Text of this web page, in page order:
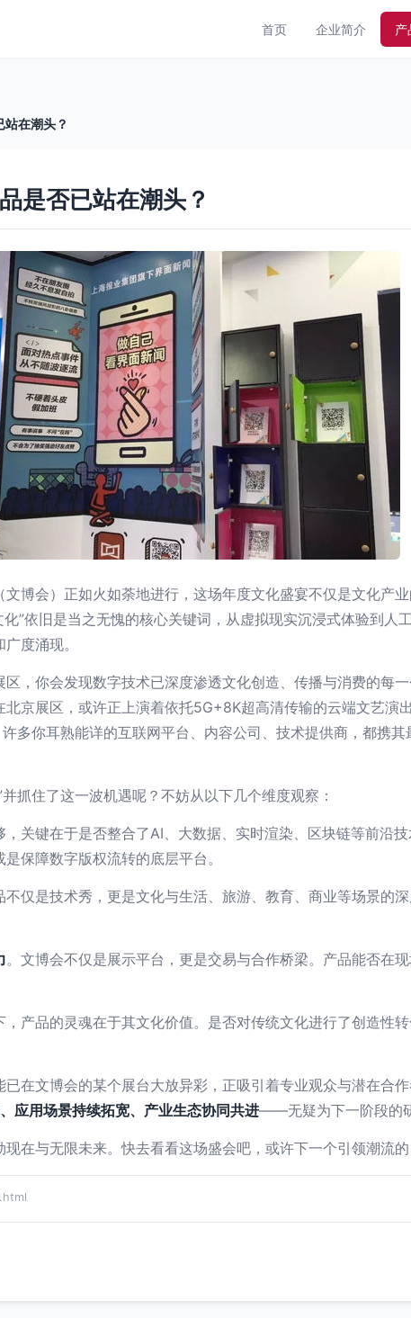
首页 企业简介 产
在潮头？
是否已站在潮头？
博会）正如火如荼地进行，这场年度文化盛宴不仅是文化产
化”依旧是当之无愧的核心关键词，从虚拟现实沉浸式体验到
度涌现。
，你会发现数字技术已深度渗透文化创造、传播与消费的每
京展区，或许正上演着依托5G+8K超高清传输的云端文艺演
多你耳熟能详的互联网平台、内容公司、技术提供商，都携其
抓住了这一波机遇呢？不妨从以下几个维度观察：
，关键在于是否整合了AI、大数据、实时渲染、区块链等前沿
保障数字版权流转的底层平台。
不仅是技术秀，更是文化与生活、旅游、教育、商业等场景的
。文博会不仅是展示平台，更是交易与合作桥梁。产品能否在
，产品的灵魂在于其文化价值。是否对传统文化进行了创造性
在文博会的某个展台大放异彩，正吸引着专业观众与潜在合
应用场景持续拓宽、产业生态协同共进——无疑为下一阶段的
在与无限未来。快去看看这场盛会吧，或许下一个引领潮流的